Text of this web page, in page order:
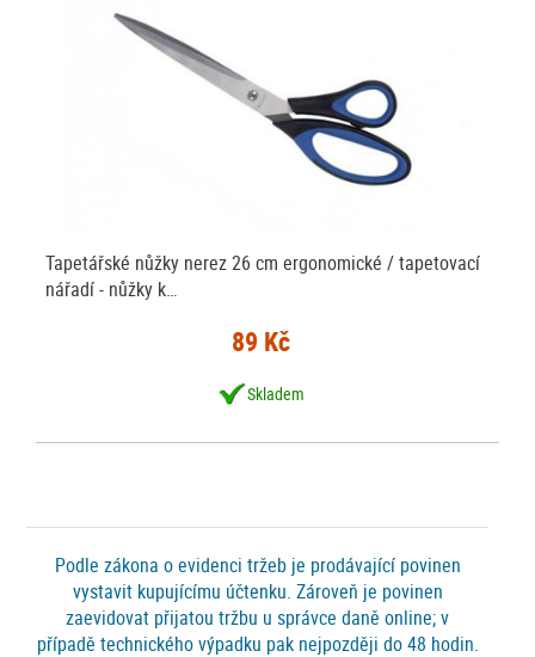
Tapetářské nůžky nerez 26 cm ergonomické / tapetovací
nářadí - nůžky k…
89 Kč
Skladem
Podle zákona o evidenci tržeb je prodávající povinen
vystavit kupujícímu účtenku. Zároveň je povinen
zaevidovat přijatou tržbu u správce daně online; v
případě technického výpadku pak nejpozději do 48 hodin.